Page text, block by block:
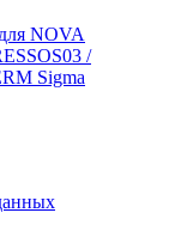
NOVA
/
Sigma